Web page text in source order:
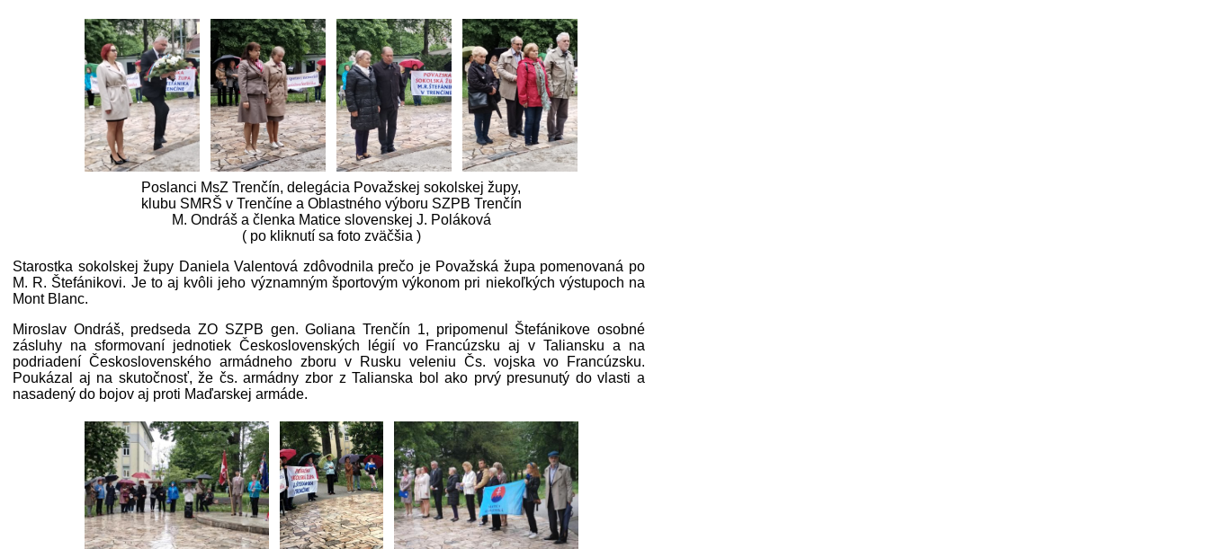
Poslanci MsZ Trenčín, delegácia Považskej sokolskej župy,
klubu SMRŠ v Trenčíne a Oblastného výboru SZPB Trenčín
M. Ondráš a členka Matice slovenskej J. Poláková
( po kliknutí sa foto zväčšia )
Starostka sokolskej župy Daniela Valentová zdôvodnila prečo je Považská župa pomenovaná po
M. R. Štefánikovi. Je to aj kvôli jeho významným športovým výkonom pri niekoľkých výstupoch na
Mont Blanc.
Miroslav Ondráš, predseda ZO SZPB gen. Goliana Trenčín 1, pripomenul Štefánikove osobné
zásluhy na sformovaní jednotiek Československých légií vo Francúzsku aj v Taliansku a na
podriadení Československého armádneho zboru v Rusku veleniu Čs. vojska vo Francúzsku.
Poukázal aj na skutočnosť, že čs. armádny zbor z Talianska bol ako prvý presunutý do vlasti a
nasadený do bojov aj proti Maďarskej armáde.